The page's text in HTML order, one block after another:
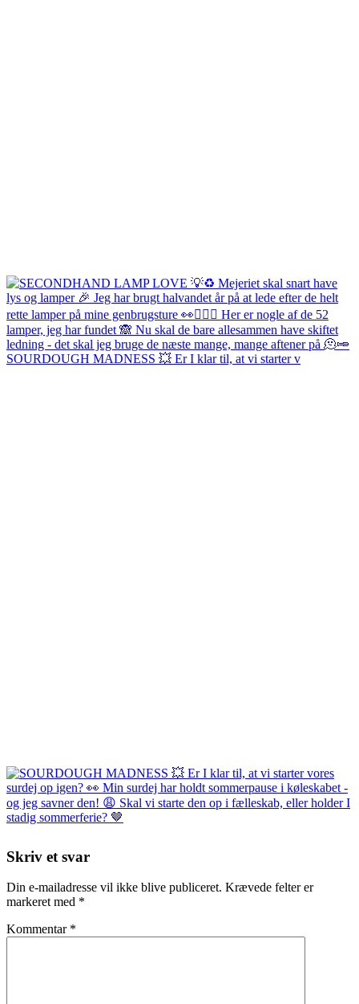
SOURDOUGH MADNESS 💥 Er I klar til, at vi starter v
Skriv et svar
Din e-mailadresse vil ikke blive publiceret. Krævede felter er
markeret med *
Kommentar *